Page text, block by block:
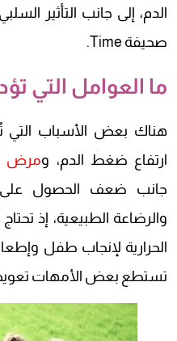
الدم، إلى جانب التأثير
صحيفة Time.
ما العوامل التي
هناك بعض الأسباب التي
ارتفاع ضغط الدم، ومرض
جانب ضعف الحصول على
والرضاعة الطبيعية، إذ
الحرارية لإنجاب طفل
تستطع بعض الأمهات